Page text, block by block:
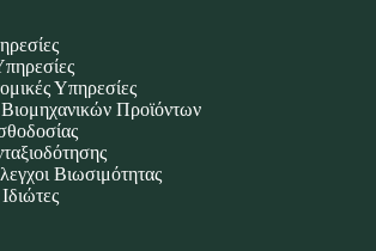
Υπηρεσίες
Προϊόντων
Βιωσιμότητας